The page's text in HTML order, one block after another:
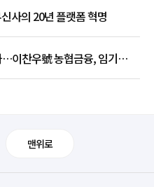
사의 20년 플랫폼 혁명
이찬우號 농협금융, 임기
맨위로